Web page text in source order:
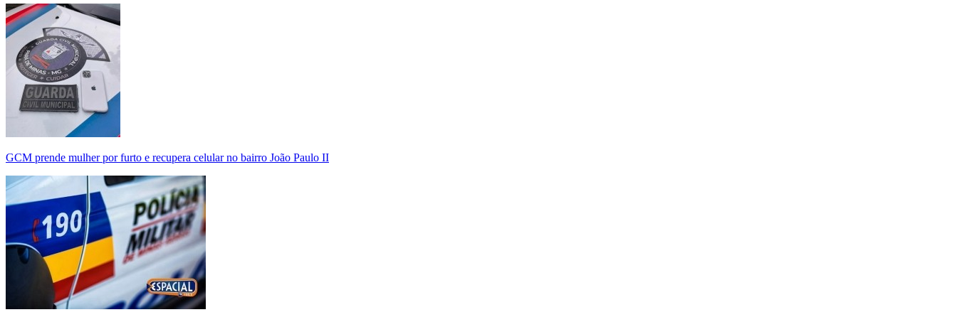
GCM prende mulher por furto e recupera celular no bairro João Paulo II